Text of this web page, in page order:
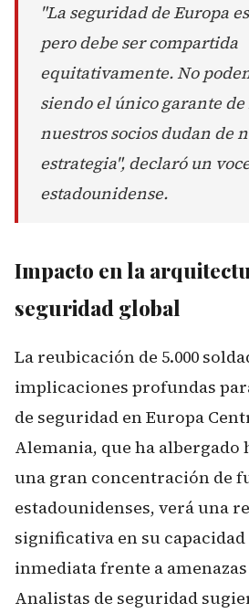
"La seguridad de Europa
pero debe ser compartida
equitativamente. No
siendo el único garante
nuestros socios dudan de
estrategia", declaró un
estadounidense.
Impacto en la
seguridad global
La reubicación de 5.000
implicaciones profundas
de seguridad en Europa
Alemania, que ha
una gran concentración de
estadounidenses, verá una
significativa en su
inmediata frente a
Analistas de seguridad